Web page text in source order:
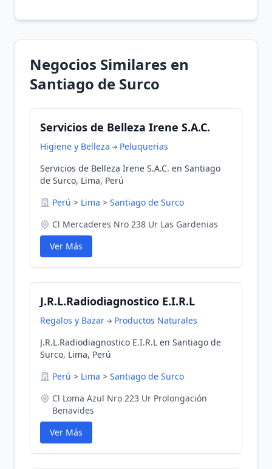
Negocios Similares en
Santiago de Surco
Servicios de Belleza Irene S.A.C.
Higiene y Belleza
Peluquerias
Servicios de Belleza Irene S.A.C. en Santiago
de Surco, Lima, Perú
Perú > Lima > Santiago de Surco
Cl Mercaderes Nro 238 Ur Las Gardenias
Ver Más
J.R.L.Radiodiagnostico E.I.R.L
Regalos y Bazar
Productos Naturales
J.R.L.Radiodiagnostico E.I.R.L en Santiago de
Surco, Lima, Perú
Perú > Lima > Santiago de Surco
Cl Loma Azul Nro 223 Ur Prolongación
Benavides
Ver Más